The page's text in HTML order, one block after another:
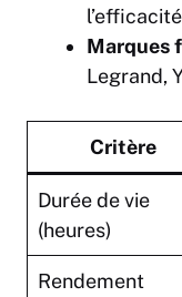
Marques
Legrand,
Critère
Durée de vie
(heures)
Rendement